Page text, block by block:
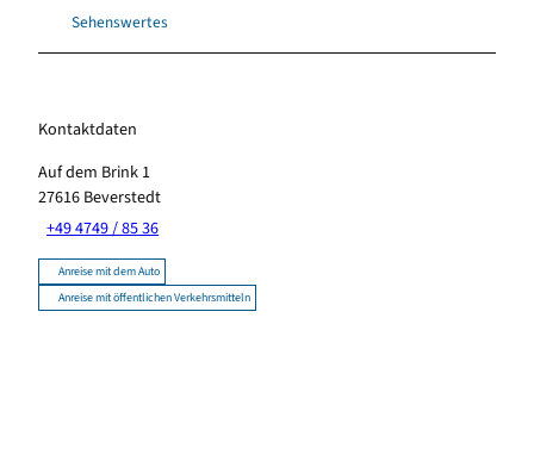
Sehenswertes
Kontaktdaten
Auf dem Brink 1
27616 Beverstedt
+49 4749 / 85 36
Anreise mit dem Auto
Anreise mit öffentlichen Verkehrsmitteln